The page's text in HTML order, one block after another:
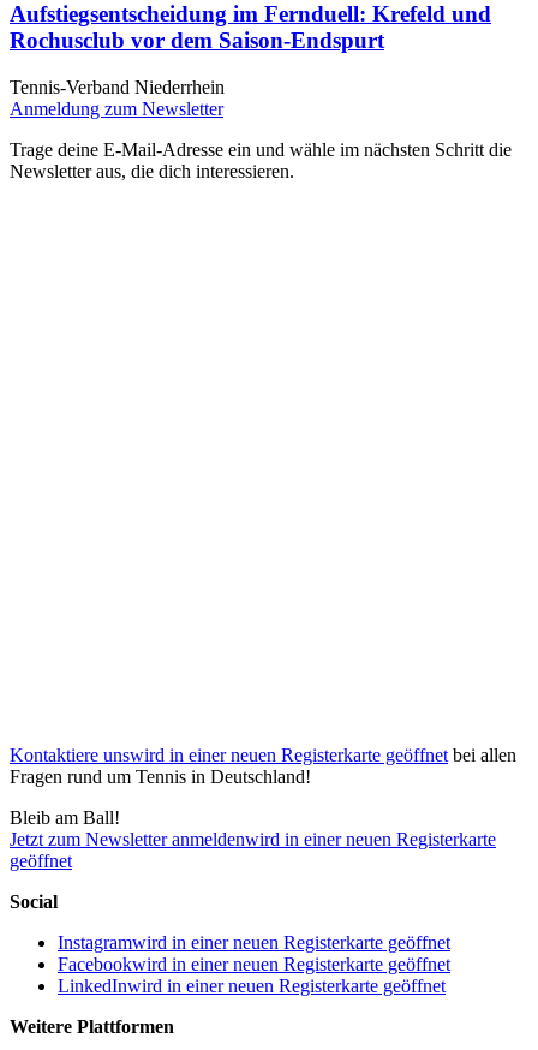
Aufstiegsentscheidung im Fernduell: Krefeld und
Rochusclub vor dem Saison-Endspurt
Tennis-Verband Niederrhein
Anmeldung zum Newsletter
Trage deine E-Mail-Adresse ein und wähle im nächsten Schritt die
Newsletter aus, die dich interessieren.
Kontaktiere unswird in einer neuen Registerkarte geöffnet bei allen
Fragen rund um Tennis in Deutschland!
Bleib am Ball!
Jetzt zum Newsletter anmeldenwird in einer neuen Registerkarte
geöffnet
Social
Instagramwird in einer neuen Registerkarte geöffnet
Facebookwird in einer neuen Registerkarte geöffnet
LinkedInwird in einer neuen Registerkarte geöffnet
Weitere Plattformen